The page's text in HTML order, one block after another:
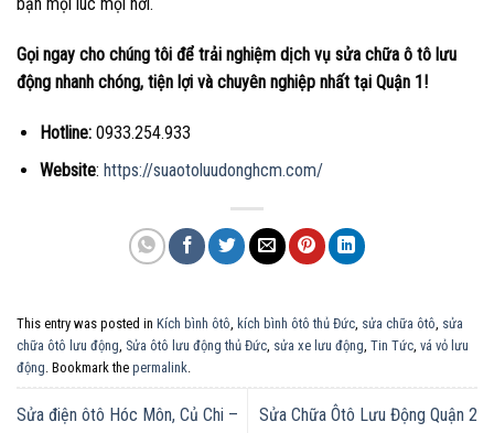
Gọi ngay cho chúng tôi để trải nghiệm dịch vụ sửa chữa ô tô lưu
động nhanh chóng, tiện lợi và chuyên nghiệp nhất tại Quận 1!
Hotline:0933.254.933
Website: https://suaotoluudonghcm.com/
This entry was posted in Kích bình ôtô kích bình ôtô thủ Đức sửa chữa ôtô sửa
chữa ôtô lưu động Sửa ôtô lưu động thủ Đức sửa xe lưu động Tin Tức vá vỏ lưu
động . Bookmark the permalink
Sửa điện ôtô Hóc Môn, Củ Chi –
Sửa Chữa Ôtô Lưu Động Quận 2